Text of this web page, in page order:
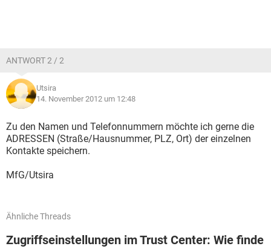
ANTWORT 2 / 2
Utsira
14. November 2012 um 12:48
Zu den Namen und Telefonnummern möchte ich gerne die
ADRESSEN (Straße/Hausnummer, PLZ, Ort) der einzelnen
Kontakte speichern.
MfG/Utsira
Ähnliche Threads
Zugriffseinstellungen im Trust Center: Wie finde